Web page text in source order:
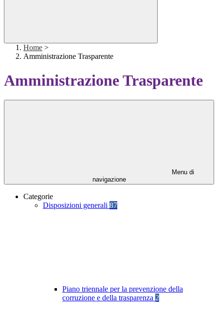
Home >
Amministrazione Trasparente
Amministrazione Trasparente
Menu di
navigazione
Categorie
Disposizioni generali 87
Piano triennale per la prevenzione della
corruzione e della trasparenza 2